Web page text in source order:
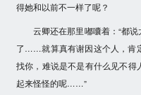
得她和以前不一样了呢？
云卿还在那里嘟囔着：“都说
了……就算真有谢因这个人，肯
找你，难说是不是有什么见不
起来怪怪的呢……”